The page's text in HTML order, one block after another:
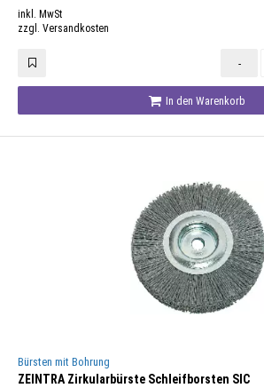
inkl. MwSt
zzgl. Versandkosten
-
In den Warenkorb
Bürsten mit Bohrung
ZEINTRA Zirkularbürste Schleifborsten SIC